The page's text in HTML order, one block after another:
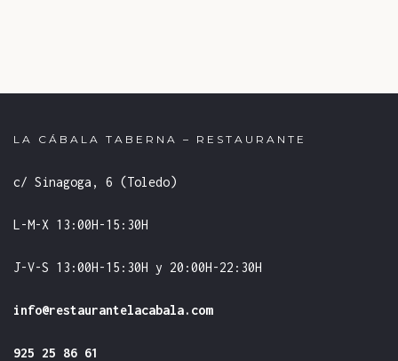
LA CÁBALA TABERNA – RESTAURANTE
c/ Sinagoga, 6 (Toledo)
L-M-X 13:00H-15:30H
J-V-S 13:00H-15:30H y 20:00H-22:30H
info@restaurantelacabala.com
925 25 86 61